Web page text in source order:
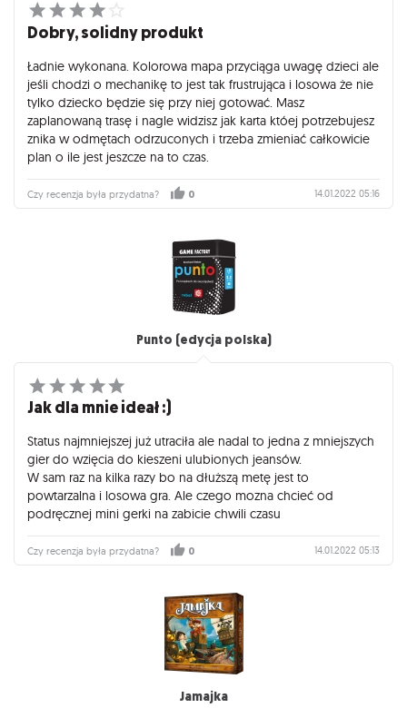
Dobry, solidny produkt
Ładnie wykonana. Kolorowa mapa przyciąga uwagę dzieci ale
jeśli chodzi o mechanikę to jest tak frustrująca i losowa że nie
tylko dziecko będzie się przy niej gotować. Masz
zaplanowaną trasę i nagle widzisz jak karta któej potrzebujesz
znika w odmętach odrzuconych i trzeba zmieniać całkowicie
plan o ile jest jeszcze na to czas.
Czy recenzja była przydatna? 0 14.01.2022 05:16
Punto (edycja polska)
Jak dla mnie ideał :)
Status najmniejszej już utraciła ale nadal to jedna z mniejszych
gier do wzięcia do kieszeni ulubionych jeansów.
W sam raz na kilka razy bo na dłuższą metę jest to
powtarzalna i losowa gra. Ale czego mozna chcieć od
podręcznej mini gerki na zabicie chwili czasu
Czy recenzja była przydatna? 0 14.01.2022 05:13
Jamajka